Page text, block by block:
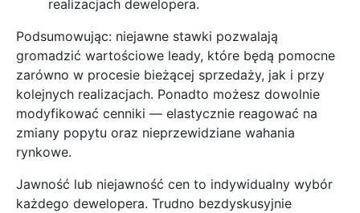
realizacjach dewelopera.
Podsumowując: niejawne stawki pozwalają
gromadzić wartościowe leady, które będą pomocne
zarówno w procesie bieżącej sprzedaży, jak i przy
kolejnych realizacjach. Ponadto możesz dowolnie
modyfikować cenniki — elastycznie reagować na
zmiany popytu oraz nieprzewidziane wahania
rynkowe.
Jawność lub niejawność cen to indywidualny wybór
każdego dewelopera. Trudno bezdyskusyjnie